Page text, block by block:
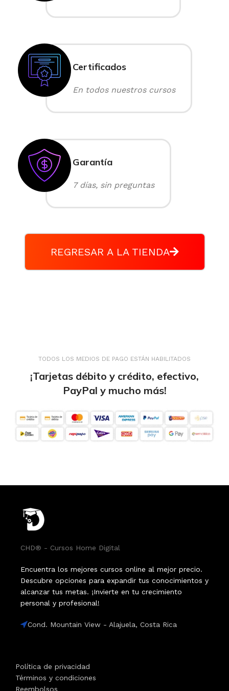
Certificados
En todos nuestros cursos
Garantía
7 días, sin preguntas
REGRESAR A LA TIENDA
TODOS LOS MEDIOS DE PAGO ESTÁN HABILITADOS
¡Tarjetas débito y crédito, efectivo,
PayPal y mucho más!
CHD® - Cursos Home Digital
Encuentra los mejores cursos online al mejor precio.
Descubre opciones para expandir tus conocimientos y
alcanzar tus metas. ¡Invierte en tu crecimiento
personal y profesional!
Cond. Mountain View - Alajuela, Costa Rica
Política de privacidad
Términos y condiciones
Reembolsos